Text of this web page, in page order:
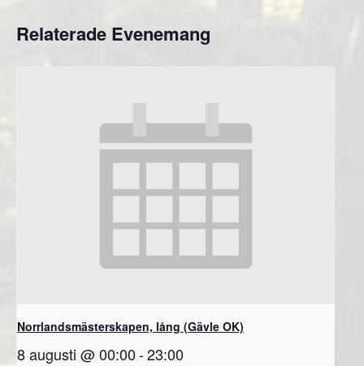
Relaterade Evenemang
Norrlandsmästerskapen, lång (Gävle OK)
8 augusti @ 00:00-23:00